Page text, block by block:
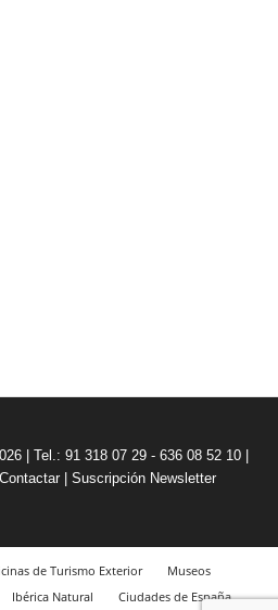
| Tel.: 91 318 07 29 - 636 08 52 10 |
Contactar | Suscripción Newsletter
de Turismo Exterior
Museos
Ibérica Natural Ciudades de España